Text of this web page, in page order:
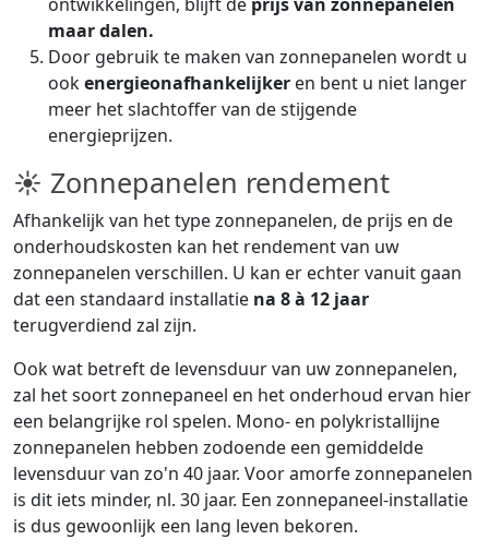
maar dalen.
Door gebruik te maken van zonnepanelen wordt u
ookenergieonafhankelijker en bent u niet langer
meer het slachtoffer van de stijgende
energieprijzen.
☀ Zonnepanelen rendement
Afhankelijk van het type zonnepanelen, de prijs en de
onderhoudskosten kan het rendement van uw
zonnepanelen verschillen. U kan er echter vanuit gaan
dat een standaard installatie na 8 à 12 jaar
terugverdiend zal zijn.
Ook wat betreft de levensduur van uw zonnepanelen,
zal het soort zonnepaneel en het onderhoud ervan hier
een belangrijke rol spelen. Mono- en polykristallijne
zonnepanelen hebben zodoende een gemiddelde
levensduur van zo'n 40 jaar. Voor amorfe zonnepanelen
is dit iets minder, nl. 30 jaar. Een zonnepaneel-installatie
is dus gewoonlijk een lang leven bekoren.